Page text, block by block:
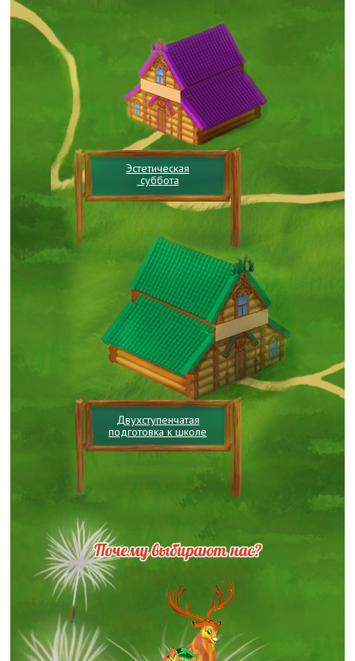
Эстетическая
суббота
Двухступенчатая
подготовка к школе
Почему выбирают нас?